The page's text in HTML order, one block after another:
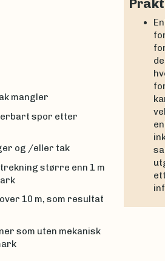
mangler
spor etter
og /eller tak
større enn 1 m
10 m, som resultat
som uten mekanisk